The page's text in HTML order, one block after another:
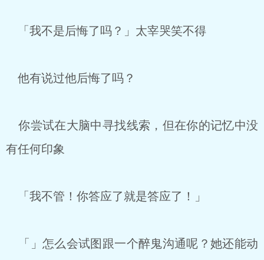
「我不是后悔了吗？」太宰哭笑不得
他有说过他后悔了吗？
你尝试在大脑中寻找线索，但在你的记忆中没
有任何印象
「我不管！你答应了就是答应了！」
「」怎么会试图跟一个醉鬼沟通呢？她还能动